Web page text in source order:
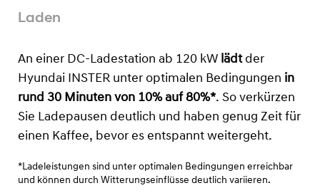
Laden
An einer DC-Ladestation ab 120 kW lädt der
Hyundai INSTER unter optimalen Bedingungen in
rund 30 Minuten von 10% auf 80%*. So verkürzen
Sie Ladepausen deutlich und haben genug Zeit für
einen Kaffee, bevor es entspannt weitergeht.
*Ladeleistungen sind unter optimalen Bedingungen erreichbar
und können durch Witterungseinflüsse deutlich variieren.